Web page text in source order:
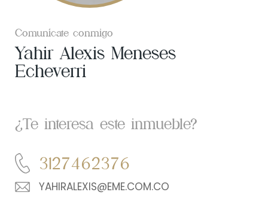
Comunícate conmigo
Yahir Alexis Meneses
Echeverri
¿Te interesa este inmueble?
3127462376
YAHIRALEXIS@EME.COM.CO